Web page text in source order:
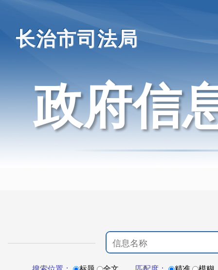
长治市司法局
政府信